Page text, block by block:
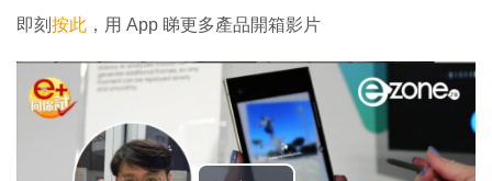
即刻 按此 ，用 App 睇更多產品開箱影片